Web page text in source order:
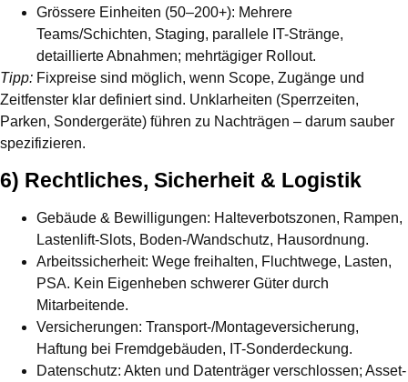
Grössere Einheiten (50–200+): Mehrere
Teams/Schichten, Staging, parallele IT-Stränge,
detaillierte Abnahmen; mehrtägiger Rollout.
Tipp: Fixpreise sind möglich, wenn Scope, Zugänge und
Zeitfenster klar definiert sind. Unklarheiten (Sperrzeiten,
Parken, Sondergeräte) führen zu Nachträgen – darum sauber
spezifizieren.
6) Rechtliches, Sicherheit & Logistik
Gebäude & Bewilligungen: Halteverbotszonen, Rampen,
Lastenlift-Slots, Boden-/Wandschutz, Hausordnung.
Arbeitssicherheit: Wege freihalten, Fluchtwege, Lasten,
PSA. Kein Eigenheben schwerer Güter durch
Mitarbeitende.
Versicherungen: Transport-/Montageversicherung,
Haftung bei Fremdgebäuden, IT-Sonderdeckung.
Datenschutz: Akten und Datenträger verschlossen; Asset-